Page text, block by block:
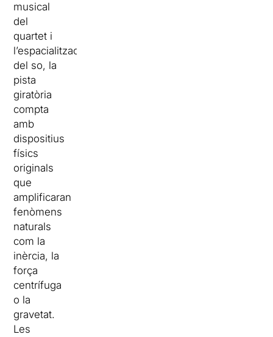
musical
del
quartet i
l’espacialització
del so, la
pista
giratòria
compta
amb
dispositius
físics
originals
que
amplificaran
fenòmens
naturals
com la
inèrcia, la
força
centrífuga
o la
gravetat.
Les